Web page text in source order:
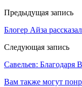
Предыдущая запись
Блогер Айза
Следующая запись
Савельев: Благодаря
Вам также могут